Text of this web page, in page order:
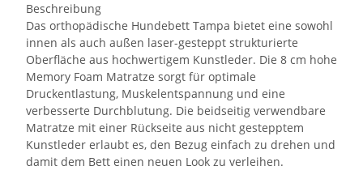
Beschreibung
Das orthopädische Hundebett Tampa bietet eine sowohl
innen als auch außen laser-gesteppt strukturierte
Oberfläche aus hochwertigem Kunstleder. Die 8 cm hohe
Memory Foam Matratze sorgt für optimale
Druckentlastung, Muskelentspannung und eine
verbesserte Durchblutung. Die beidseitig verwendbare
Matratze mit einer Rückseite aus nicht gestepptem
Kunstleder erlaubt es, den Bezug einfach zu drehen und
damit dem Bett einen neuen Look zu verleihen.